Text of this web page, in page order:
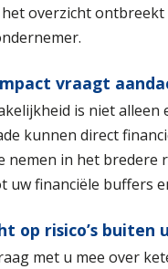
overzicht
vraagt
is niet
kunnen direct
nemen in het
uw financiële buffers
op risico’s buiten
met u mee over